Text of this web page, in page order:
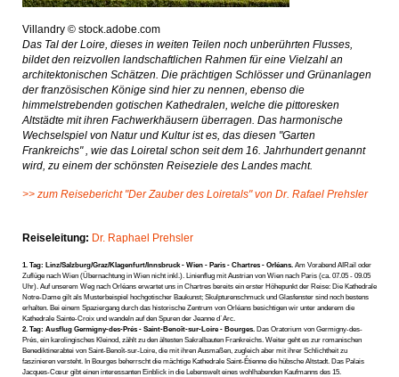
Villandry © stock.adobe.com
Das Tal der Loire, dieses in weiten Teilen noch unberührten Flusses,
bildet den reizvollen landschaftlichen Rahmen für eine Vielzahl an
architektonischen Schätzen. Die prächtigen Schlösser und Grünanlagen
der französischen Könige sind hier zu nennen, ebenso die
himmelstrebenden gotischen Kathedralen, welche die pittoresken
Altstädte mit ihren Fachwerkhäusern überragen. Das harmonische
Wechselspiel von Natur und Kultur ist es, das diesen "Garten
Frankreichs" , wie das Loiretal schon seit dem 16. Jahrhundert genannt
wird, zu einem der schönsten Reiseziele des Landes macht.
>> zum Reisebericht "Der Zauber des Loiretals" von Dr. Rafael Prehsler
Reiseleitung: Dr. Raphael Prehsler
1. Tag: Linz/Salzburg/Graz/Klagenfurt/Innsbruck - Wien - Paris - Chartres - Orléans. Am Vorabend AIRail oder
Zuflüge nach Wien (Übernachtung in Wien nicht inkl.). Linienflug mit Austrian von Wien nach Paris (ca. 07.05 - 09.05
Uhr). Auf unserem Weg nach Orléans erwartet uns in Chartres bereits ein erster Höhepunkt der Reise: Die Kathedrale
Notre-Dame gilt als Musterbeispiel hochgotischer Baukunst; Skulpturenschmuck und Glasfenster sind noch bestens
erhalten. Bei einem Spaziergang durch das historische Zentrum von Orléans besichtigen wir unter anderem die
Kathedrale Sainte-Croix und wandeln auf den Spuren der Jeanne d`Arc.
2. Tag: Ausflug Germigny-des-Prés - Saint-Benoît-sur-Loire - Bourges. Das Oratorium von Germigny-des-
Prés, ein karolingisches Kleinod, zählt zu den ältesten Sakralbauten Frankreichs. Weiter geht es zur romanischen
Benediktinerabtei von Saint-Benoît-sur-Loire, die mit ihren Ausmaßen, zugleich aber mit ihrer Schlichtheit zu
faszinieren versteht. In Bourges beherrscht die mächtige Kathedrale Saint-Étienne die hübsche Altstadt. Das Palais
Jacques-Cœur gibt einen interessanten Einblick in die Lebenswelt eines wohlhabenden Kaufmanns des 15.